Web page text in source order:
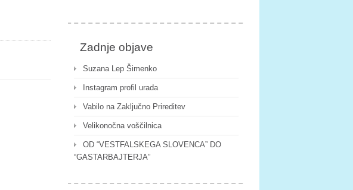
Zadnje objave
Suzana Lep Šimenko
Instagram profil urada
Vabilo na Zaključno Prireditev
Velikonočna voščilnica
OD “VESTFALSKEGA SLOVENCA” DO
“GASTARBAJTERJA”